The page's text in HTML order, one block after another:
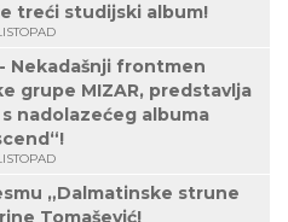
treći studijski album!
- Nekadašnji frontmen
grupe MIZAR, predstavlja
nadolazećeg albuma
„Dalmatinske strune
Tomašević!